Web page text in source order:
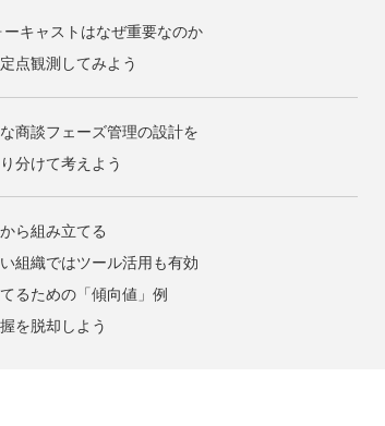
キャストはなぜ重要なのか
点観測してみよう
商談フェーズ管理の設計を
分けて考えよう
ら組み立てる
組織ではツール活用も有効
るための「傾向値」例
を脱却しよう